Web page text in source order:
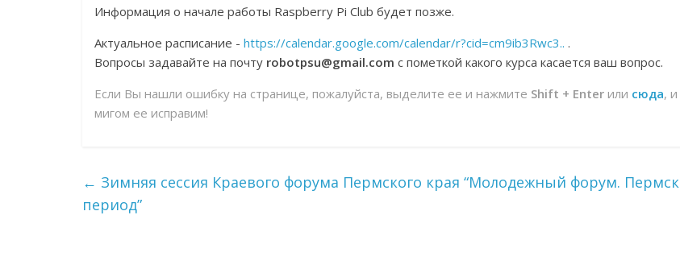
Информация о начале работы Raspberry Pi Club будет позже.
Актуальное расписание - https://calendar.google.com/calendar/r?cid=cm9ib3Rwc3.. .
Вопросы задавайте на почту robotpsu@gmail.com с пометкой какого курса касается ваш вопрос.
Если Вы нашли ошибку на странице, пожалуйста, выделите ее и нажмите Shift + Enter или сюда,
мигом ее исправим!
← Зимняя сессия Краевого форума Пермского края “Молодежный форум.
период”